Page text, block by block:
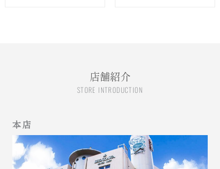
店舗紹介
STORE INTRODUCTION
本店